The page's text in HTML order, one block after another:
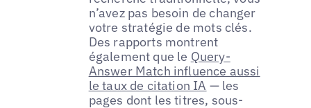
n’avez pas besoin de changer
votre stratégie de mots clés.
Des rapports montrent
également que le Query-
Answer Match influence aussi
le taux de citation IA — les
pages dont les titres, sous-